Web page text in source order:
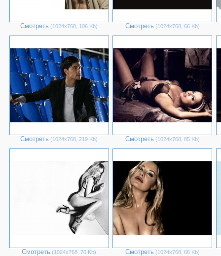
Смотреть (1024х768, 106 Kb) Смотреть (1024х768, 66 Kb)
Смотреть (1024х768, 219 Kb) Смотреть (1024х768, 85 Kb)
Смотреть (1024х768, 70 Kb) Смотреть (1024х768, 66 Kb)